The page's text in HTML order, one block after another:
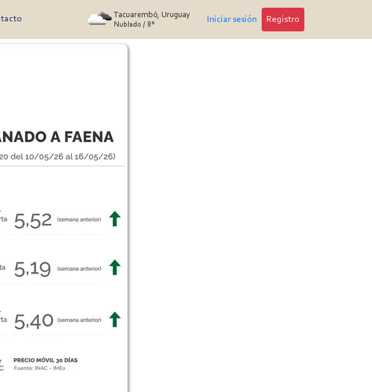
Tacuarembó, Uruguay
Nublado / 8° Iniciar sesión Registro